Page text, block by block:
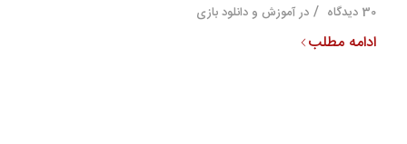
30 دیدگاه / درآموزش و دانلود بازی
ادامه مطلب